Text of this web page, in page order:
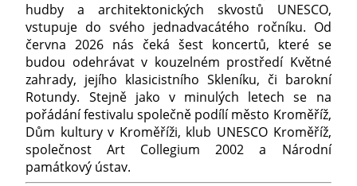
hudby a architektonických skvostů UNESCO,
vstupuje do svého jednadvacátého ročníku. Od
června 2026 nás čeká šest koncertů, které se
budou odehrávat v kouzelném prostředí Květné
zahrady, jejího klasicistního Skleníku, či barokní
Rotundy. Stejně jako v minulých letech se na
pořádání festivalu společně podílí město Kroměříž,
Dům kultury v Kroměříži, klub UNESCO Kroměříž,
společnost Art Collegium 2002 a Národní
památkový ústav.